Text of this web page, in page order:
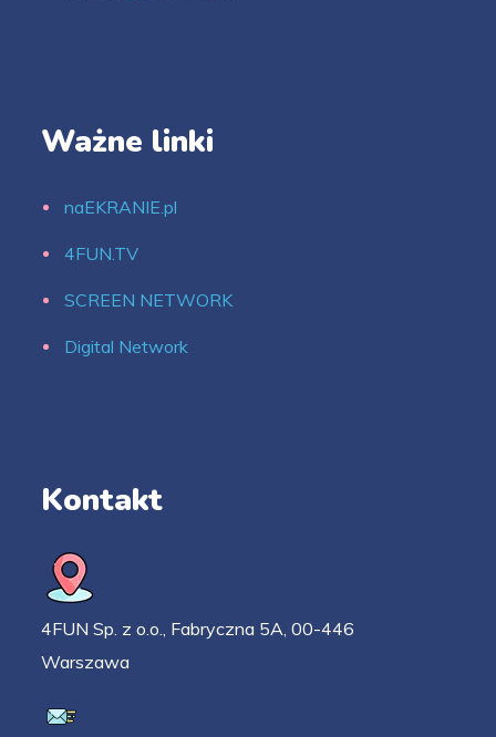
Ważne linki
naEKRANIE.pl
4FUN.TV
SCREEN NETWORK
Digital Network
Kontakt
4FUN Sp. z o.o., Fabryczna 5A, 00-446
Warszawa